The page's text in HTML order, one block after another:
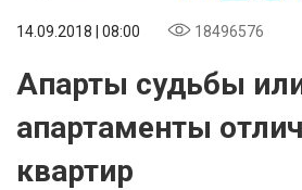
14.09.2018 | 08:00 18496576
Апарты судьбы
апартаменты
квартир